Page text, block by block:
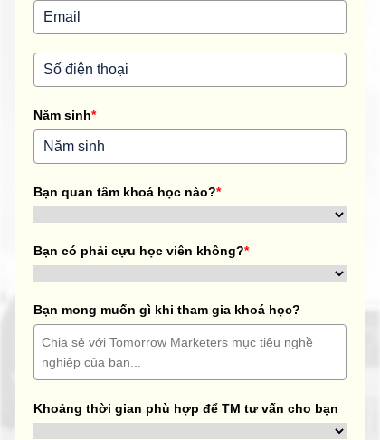
Năm sinh*
Bạn quan tâm khoá học nào?*
Bạn có phải cựu học viên không?*
Bạn mong muốn gì khi tham gia khoá học?
Khoảng thời gian phù hợp để TM tư vấn cho bạn